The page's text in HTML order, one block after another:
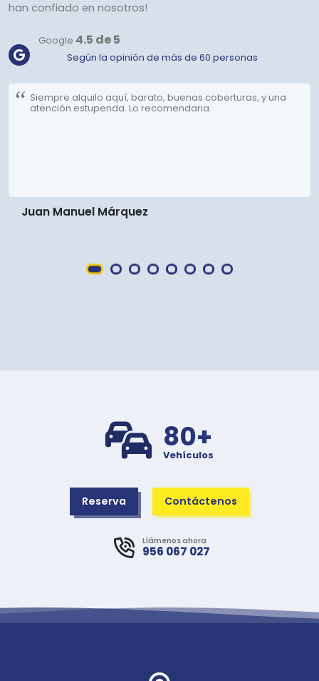
han confiado en nosotros!
Google 4.5 de 5
Según la opinión de más de 60 personas
Siempre alquilo aquí, barato, buenas coberturas, y una
atención estupenda. Lo recomendaria.
Juan Manuel Márquez
80+
Vehículos
Reserva Contáctenos
Llámenos ahora
956 067 027